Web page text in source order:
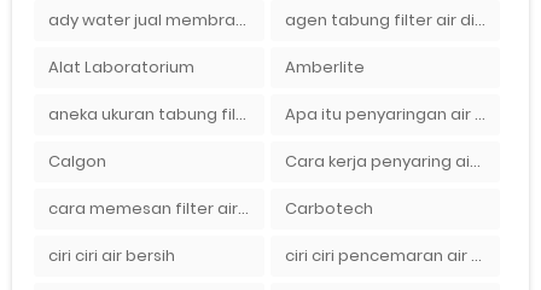
ady water jual membran ro 2000 gpd harganya sangat murah agen tabung filter air di bandung
Alat Laboratorium Amberlite
aneka ukuran tabung filter air Apa itu penyaringan air secara umum
Calgon Cara kerja penyaring air Ady Water dengan tabung FRP berisikan lapisan media filter air
cara memesan filter air Ady Wate Carbotech
ciri ciri air bersih ciri ciri pencemaran air sumur bor di rumah